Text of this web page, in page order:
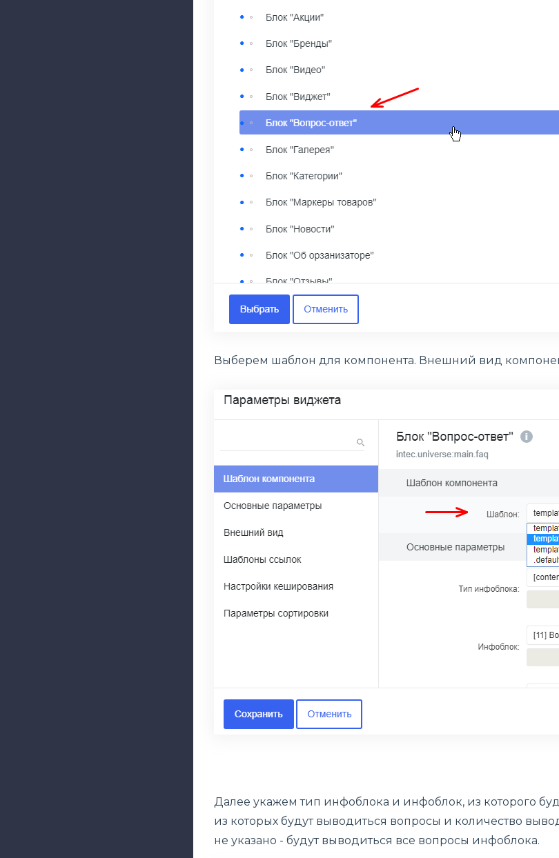
Выберем шаблон для компонента. Внешний вид
Далее укажем тип инфоблока и инфоблок, из которого
из которых будут выводиться вопросы и количество
не указано - будут выводиться все вопросы инфоблока.